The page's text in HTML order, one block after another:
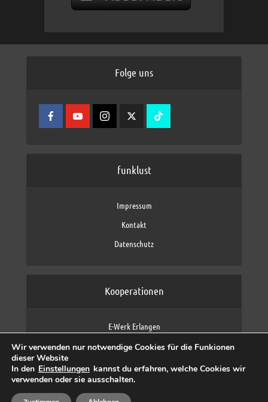
Folge uns
funklust
Impressum
Kontakt
Datenschutz
Kooperationen
E-Werk Erlangen
Fraunhofer IIS
max neo (AFK max)
Wir verwenden nur notwendige Cookies für die Funkionen
dieser Website
In den Einstellungen kannst du erfahren, welche Cookies wir
verwenden oder sie ausschalten.